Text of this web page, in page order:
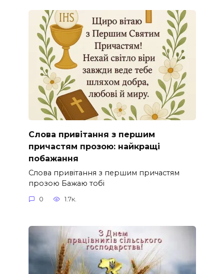
Слова привітання з першим
причастям прозою: найкращі
побажання
Слова привітання з першим причастям
прозою Бажаю тобі
0 1.7к.